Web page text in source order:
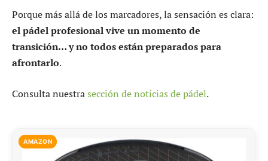
Porque más allá de los marcadores, la sensación es clara:
el pádel profesional vive un momento de
transición… y no todos están preparados para
afrontarlo.
Consulta nuestrasección de noticias de pádel.
AMAZON